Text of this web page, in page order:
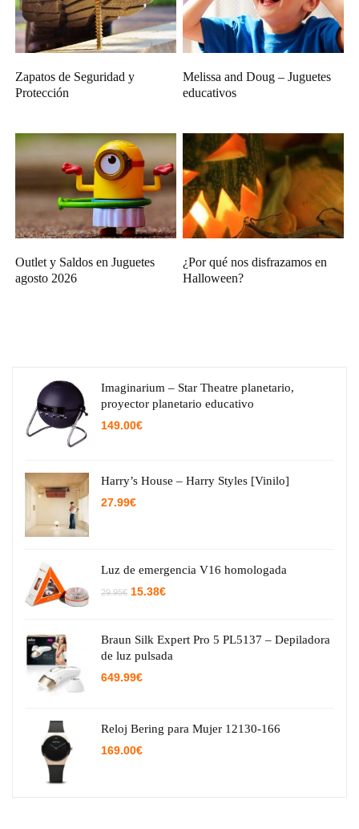
Zapatos de Seguridad y
Protección
Melissa and Doug – Juguetes
educativos
Outlet y Saldos en Juguetes
agosto 2026
¿Por qué nos disfrazamos en
Halloween?
Imaginarium – Star Theatre planetario,
proyector planetario educativo
149.00€
Harry’s House – Harry Styles [Vinilo]
27.99€
Luz de emergencia V16 homologada
29.95€ El
29.95€.
15.38€El
15.38€.
Braun Silk Expert Pro 5 PL5137 – Depiladora
de luz pulsada
649.99€
Reloj Bering para Mujer 12130-166
169.00€